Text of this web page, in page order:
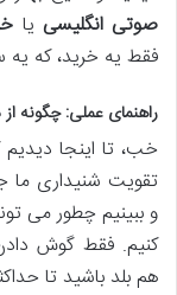
صوتی انگلیسی یا
فقط یه خرید، که یه
راهنمای عملی: چگونه
خب، تا اینجا
تقویت شنیداری ما
و ببینیم چطور می
کنیم. فقط گوش
هم بلد باشید تا